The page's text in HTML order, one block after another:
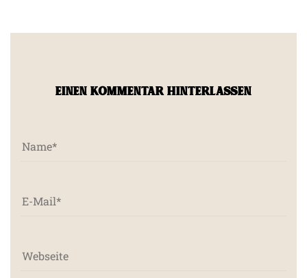
EINEN KOMMENTAR HINTERLASSEN